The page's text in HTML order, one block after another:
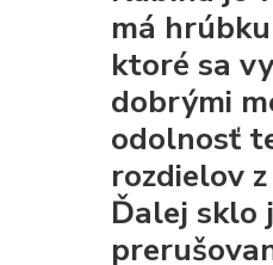
má
ktoré sa
dobrými
odolnosť
rozdielov
Ďalej sklo